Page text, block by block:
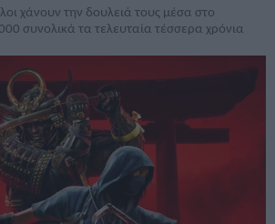
χάνουν την δουλειά τους μέσα στο
συνολικά τα τελευταία τέσσερα χρόνια